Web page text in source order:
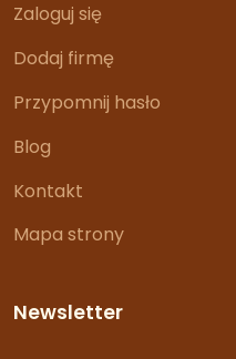
Zaloguj się
Dodaj firmę
Przypomnij hasło
Blog
Kontakt
Mapa strony
Newsletter